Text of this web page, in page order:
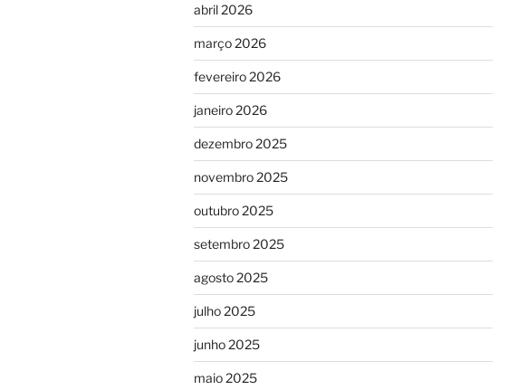
abril 2026
março 2026
fevereiro 2026
janeiro 2026
dezembro 2025
novembro 2025
outubro 2025
setembro 2025
agosto 2025
julho 2025
junho 2025
maio 2025